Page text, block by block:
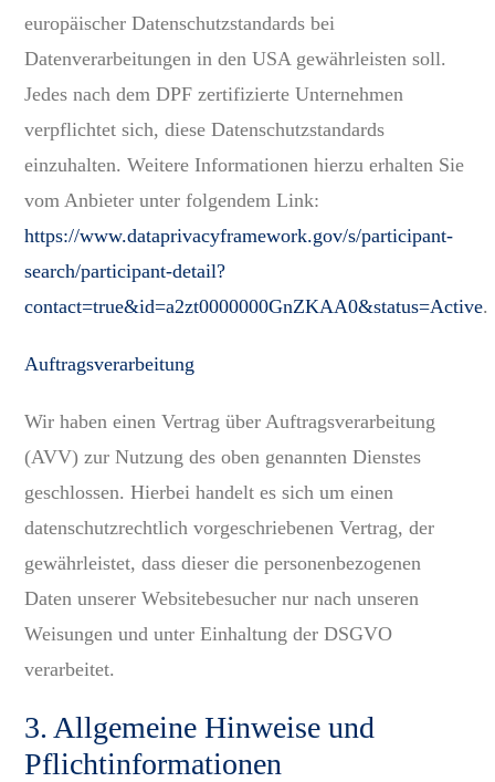
europäischer Datenschutzstandards bei
Datenverarbeitungen in den USA gewährleisten soll.
Jedes nach dem DPF zertifizierte Unternehmen
verpflichtet sich, diese Datenschutzstandards
einzuhalten. Weitere Informationen hierzu erhalten Sie
vom Anbieter unter folgendem Link:
https://www.dataprivacyframework.gov/s/participant-
search/participant-detail?
contact=true&id=a2zt0000000GnZKAA0&status=Active.
Auftragsverarbeitung
Wir haben einen Vertrag über Auftragsverarbeitung
(AVV) zur Nutzung des oben genannten Dienstes
geschlossen. Hierbei handelt es sich um einen
datenschutzrechtlich vorgeschriebenen Vertrag, der
gewährleistet, dass dieser die personenbezogenen
Daten unserer Websitebesucher nur nach unseren
Weisungen und unter Einhaltung der DSGVO
verarbeitet.
3. Allgemeine Hinweise und
Pflicht­informationen